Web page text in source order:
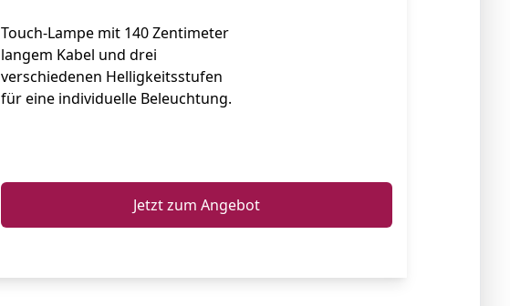
Touch-Lampe mit 140 Zentimeter
langem Kabel und drei
verschiedenen Helligkeitsstufen
für eine individuelle Beleuchtung.
Jetzt zum Angebot